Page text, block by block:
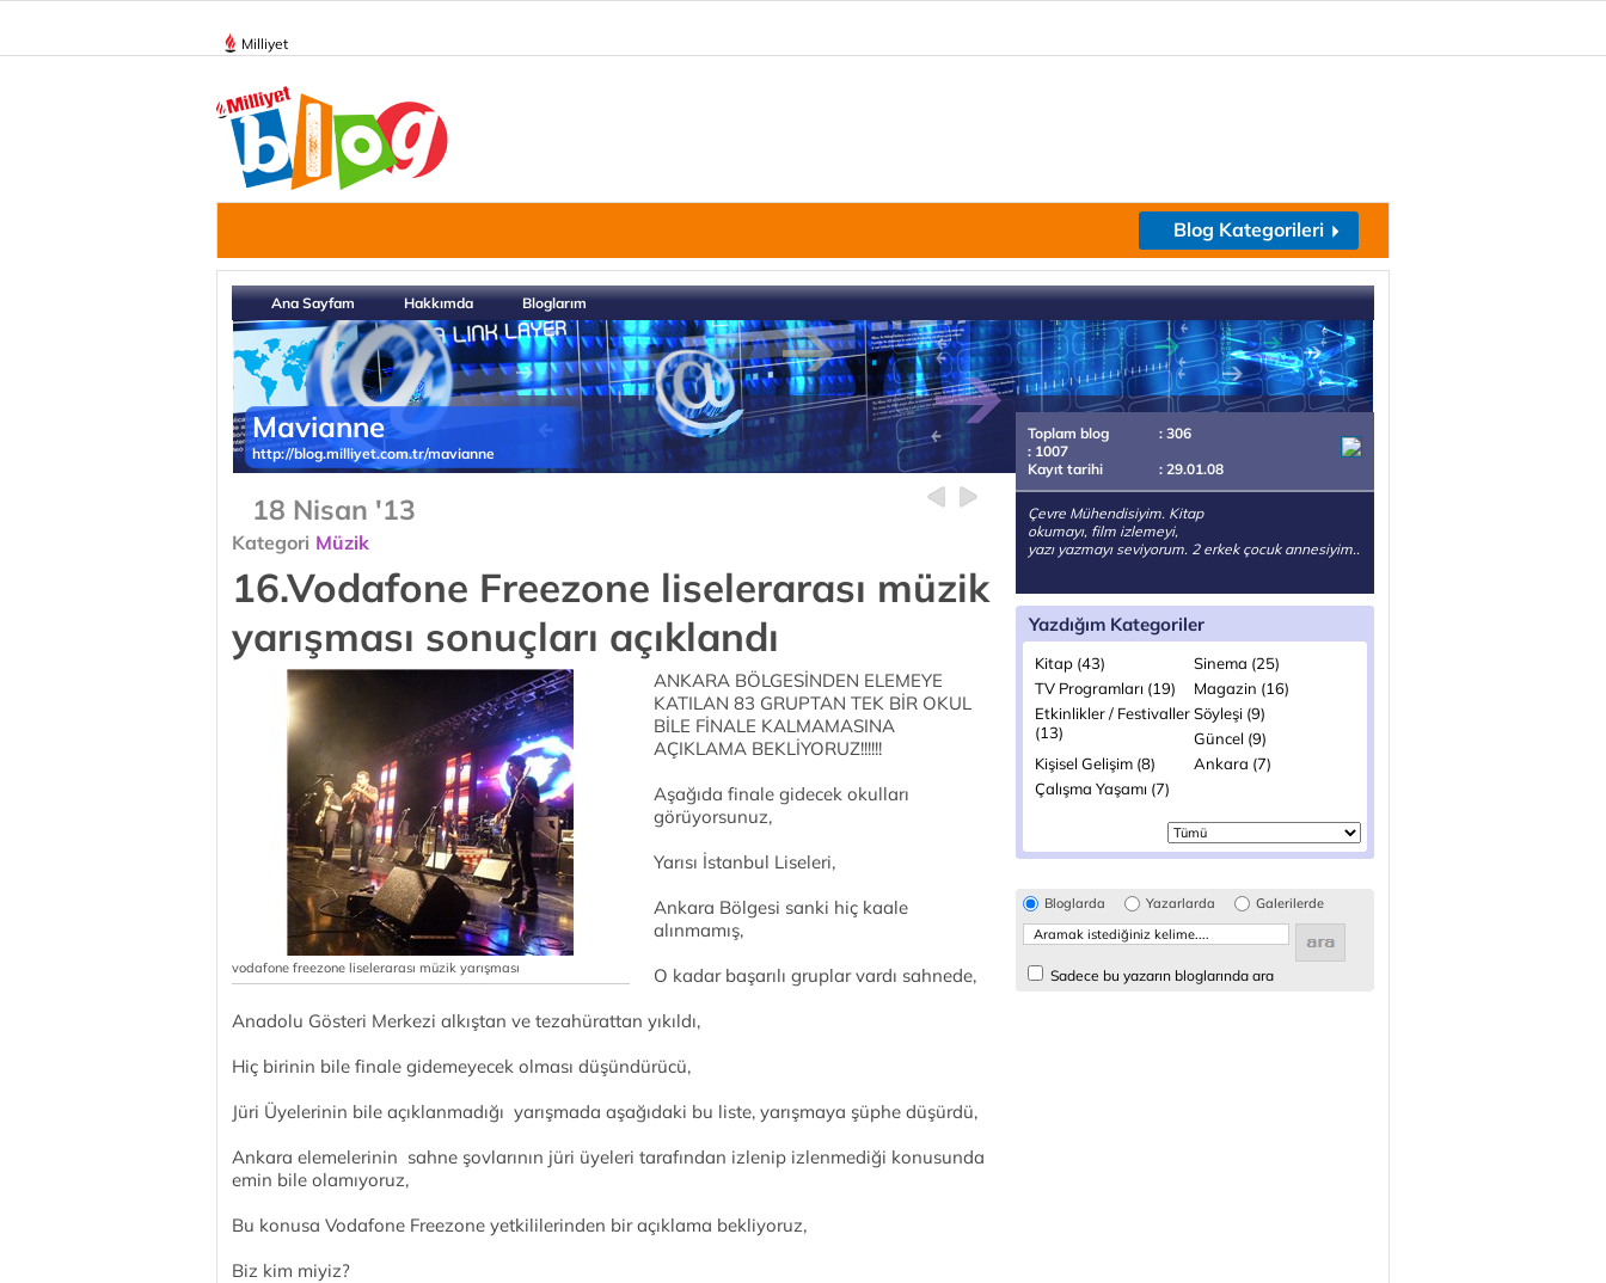
Milliyet
Blog Kategorileri
Ana Sayfam Hakkımda Bloglarım
Mavianne
http://blog.milliyet.com.tr/mavianne
18 Nisan '13
Kategori Müzik
16.Vodafone Freezone liselerarası müzik
yarışması sonuçları açıklandı
vodafone freezone liselerarası müzik yarışması
ANKARA BÖLGESİNDEN ELEMEYE
KATILAN 83 GRUPTAN TEK BİR OKUL
BİLE FİNALE KALMAMASINA
AÇIKLAMA BEKLİYORUZ!!!!!!
Aşağıda finale gidecek okulları
görüyorsunuz,
Yarısı İstanbul Liseleri,
Ankara Bölgesi sanki hiç kaale
alınmamış,
O kadar başarılı gruplar vardı sahnede,
Anadolu Gösteri Merkezi alkıştan ve tezahürattan yıkıldı,
Hiç birinin bile finale gidemeyecek olması düşündürücü,
Jüri Üyelerinin bile açıklanmadığı yarışmada aşağıdaki bu liste, yarışmaya şüphe düşürdü,
Ankara elemelerinin sahne şovlarının jüri üyeleri tarafından izlenip izlenmediği konusunda
emin bile olamıyoruz,
Bu konusa Vodafone Freezone yetkililerinden bir açıklama bekliyoruz,
Biz kim miyiz?
Toplam blog
: 306
: 1007
Kayıt tarihi
: 29.01.08
Çevre Mühendisiyim. Kitap
okumayı, film izlemeyi,
yazı yazmayı seviyorum. 2 erkek çocuk annesiyim..
Yazdığım Kategoriler
Kitap (43)
Sinema (25)
TV Programları (19)
Magazin (16)
Etkinlikler / Festivaller
(13)
Söyleşi (9)
Güncel (9)
Kişisel Gelişim (8)
Ankara (7)
Çalışma Yaşamı (7)
Bloglarda Yazarlarda Galerilerde
Sadece bu yazarın bloglarında ara